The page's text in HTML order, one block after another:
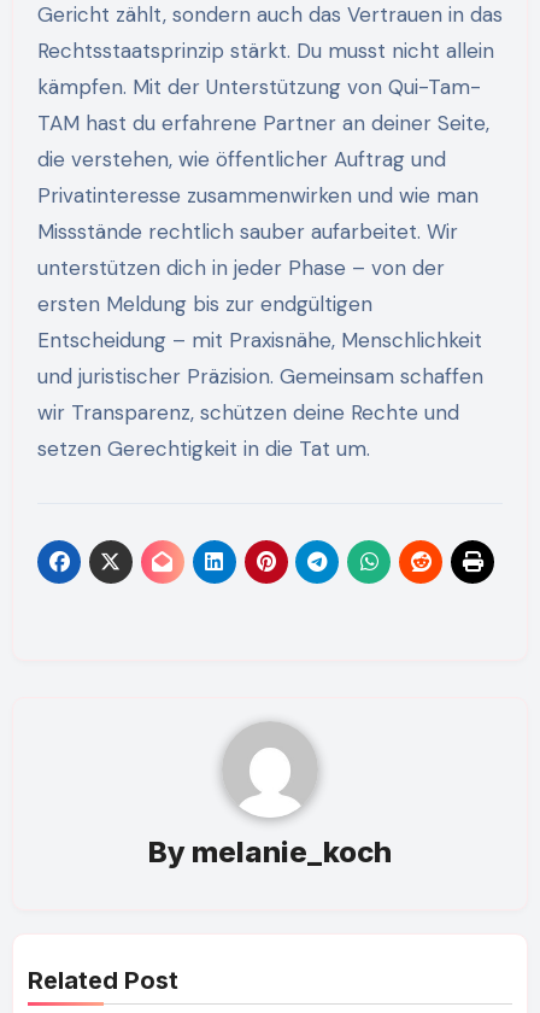
Gericht zählt, sondern auch das Vertrauen in das
Rechtsstaatsprinzip stärkt. Du musst nicht allein
kämpfen. Mit der Unterstützung von Qui-Tam-
TAM hast du erfahrene Partner an deiner Seite,
die verstehen, wie öffentlicher Auftrag und
Privatinteresse zusammenwirken und wie man
Missstände rechtlich sauber aufarbeitet. Wir
unterstützen dich in jeder Phase – von der
ersten Meldung bis zur endgültigen
Entscheidung – mit Praxisnähe, Menschlichkeit
und juristischer Präzision. Gemeinsam schaffen
wir Transparenz, schützen deine Rechte und
setzen Gerechtigkeit in die Tat um.
By melanie_koch
Related Post